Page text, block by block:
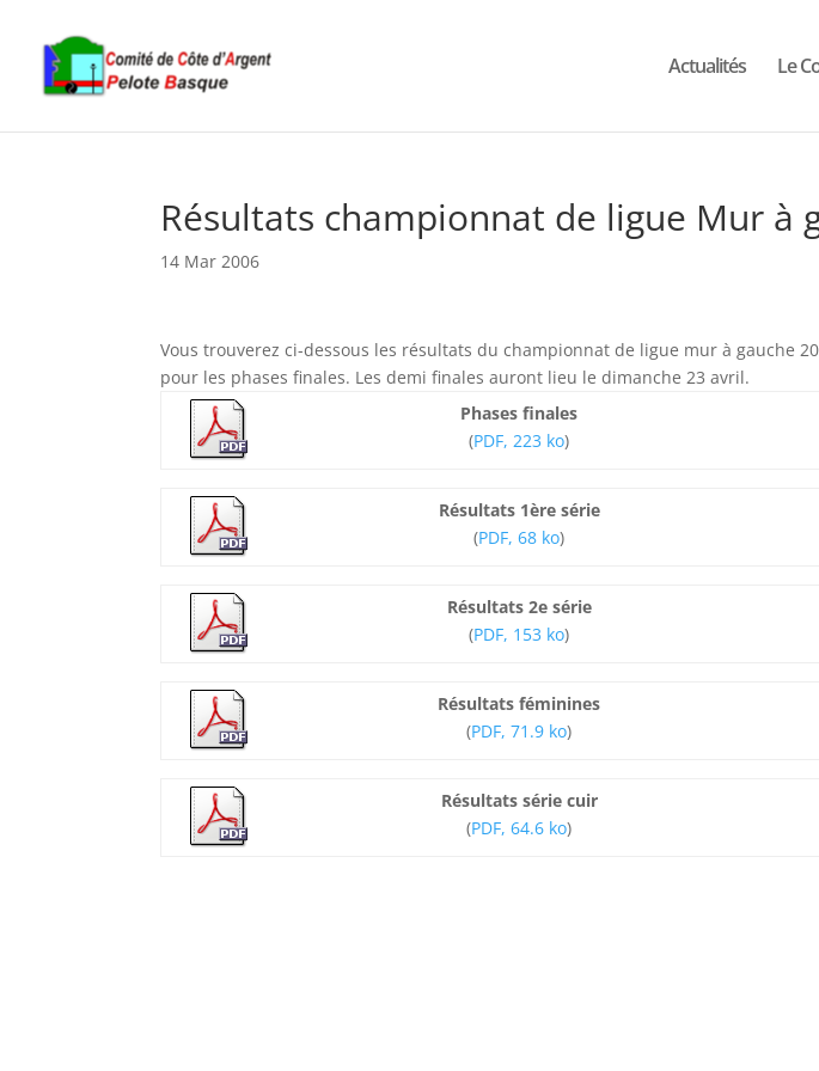
Actualités Le
Résultats championnat de ligue Mur à
14 Mar 2006
Vous trouverez ci-dessous les résultats du championnat de ligue mur à gauche
pour les phases finales. Les demi finales auront lieu le dimanche 23 avril.
Phases finales
(PDF, 223 ko)
Résultats 1ère série
(PDF, 68 ko)
Résultats 2e série
(PDF, 153 ko)
Résultats féminines
(PDF, 71.9 ko)
Résultats série cuir
(PDF, 64.6 ko)